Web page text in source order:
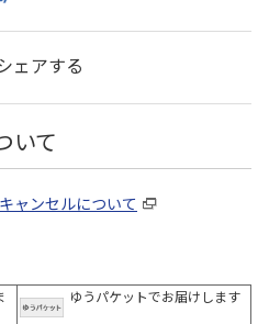
ェアする
いて
ャンセルについて
ゆうパケットでお届けします